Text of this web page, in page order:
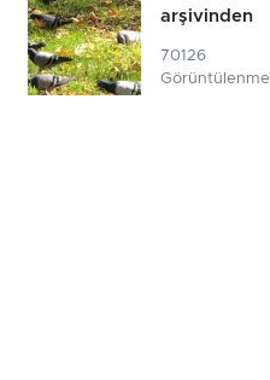
arşivinden
70126
Görüntülenme